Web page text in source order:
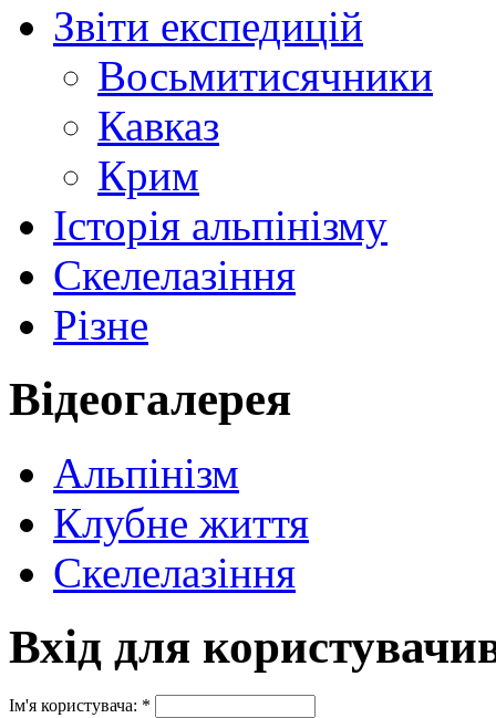
Звіти експедицій
Восьмитисячники
Кавказ
Крим
Історія альпінізму
Скелелазіння
Різне
Відеогалерея
Альпінізм
Клубне життя
Скелелазіння
Вхід для
Ім'я користувача: *